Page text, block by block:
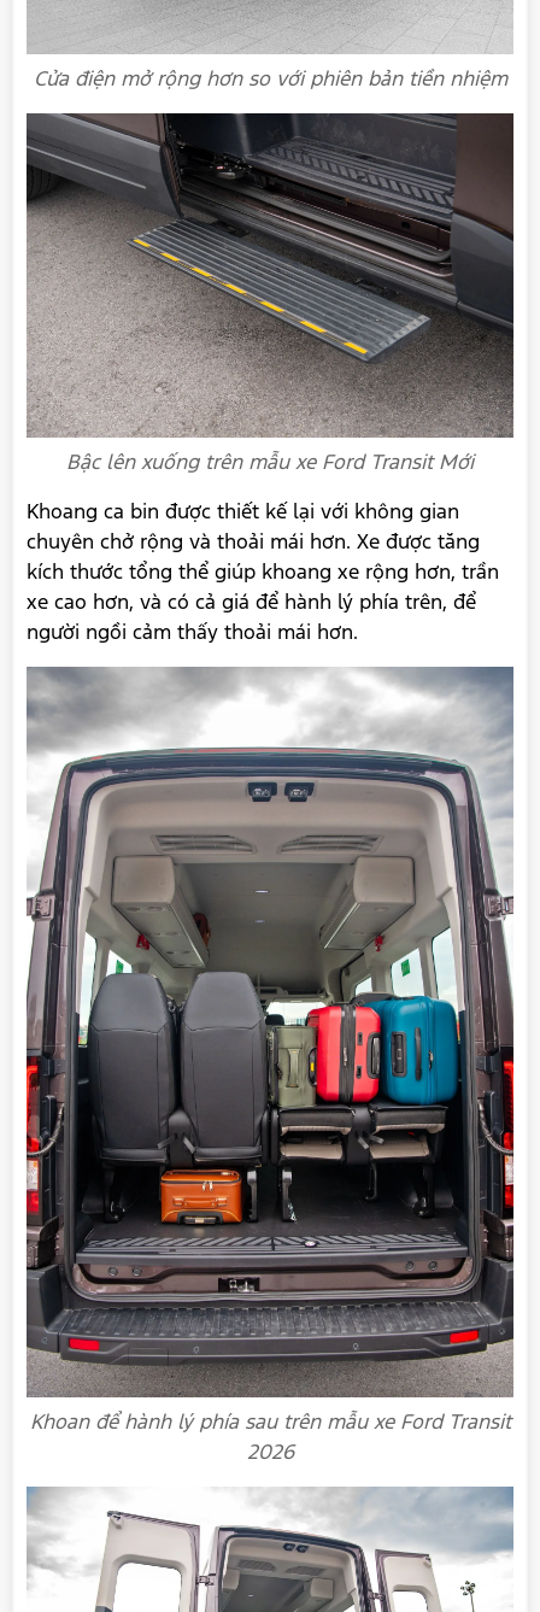
Cửa điện mở rộng hơn so với phiên bản tiền nhiệm
Bậc lên xuống trên mẫu xe Ford Transit Mới
Khoang ca bin được thiết kế lại với không gian
chuyên chở rộng và thoải mái hơn. Xe được tăng
kích thước tổng thể giúp khoang xe rộng hơn, trần
xe cao hơn, và có cả giá để hành lý phía trên, để
người ngồi cảm thấy thoải mái hơn.
Khoan để hành lý phía sau trên mẫu xe Ford Transit
2026